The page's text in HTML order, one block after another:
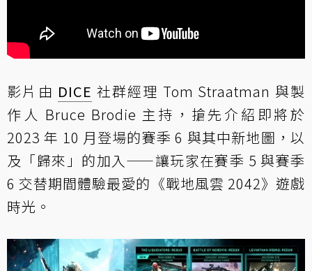
影片由 DICE 社群經理 Tom Straatman 與製
作人 Bruce Brodie 主持，搶先介紹即將於
2023 年 10 月登場的賽季 6 與其中新地圖，以
及「歸來」的加入——讓玩家在賽季 5 與賽季
6 交替期間體驗最愛的《戰地風雲 2042》遊戲
時光。